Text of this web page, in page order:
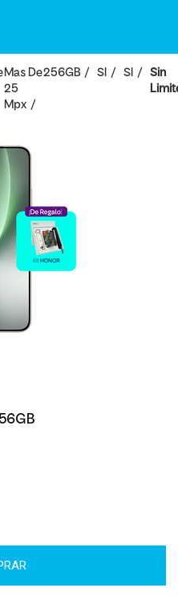
Mas De
25
Mpx
256GB SI SI
Sin